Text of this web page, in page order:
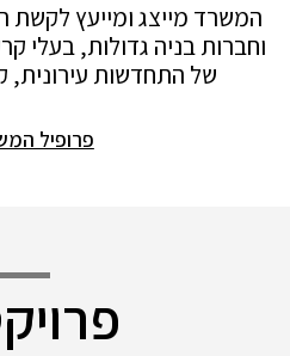
המשרד מייצג ומייעץ לקשת
וחברות בניה גדולות, בעלי
של התחדשות עירונית,
פרופיל